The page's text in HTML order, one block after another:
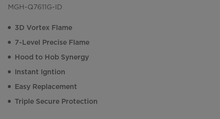
MGH-Q7611G-ID
3D Vortex Flame
7-Level Precise Flame
Hood to Hob Synergy
Instant Igntion
Easy Replacement
Triple Secure Protection